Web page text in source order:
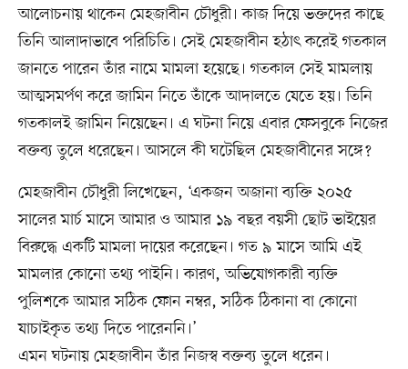
আলোচনায় থাকেন মেহজাবীন চৌধুরী। কাজ দিয়ে ভক্তদের কাছে
তিনি আলাদাভাবে পরিচিতি। সেই মেহজাবীন হঠাৎ করেই গতকাল
জানতে পারেন তাঁর নামে মামলা হয়েছে। গতকাল সেই মামলায়
আত্মসমর্পণ করে জামিন নিতে তাঁকে আদালতে যেতে হয়। তিনি
গতকালই জামিন নিয়েছেন। এ ঘটনা নিয়ে এবার ফেসবুকে নিজের
বক্তব্য তুলে ধরেছেন। আসলে কী ঘটেছিল মেহজাবীনের সঙ্গে?
মেহজাবীন চৌধুরী লিখেছেন, ‘একজন অজানা ব্যক্তি ২০২৫
সালের মার্চ মাসে আমার ও আমার ১৯ বছর বয়সী ছোট ভাইয়ের
বিরুদ্ধে একটি মামলা দায়ের করেছেন। গত ৯ মাসে আমি এই
মামলার কোনো তথ্য পাইনি। কারণ, অভিযোগকারী ব্যক্তি
পুলিশকে আমার সঠিক ফোন নম্বর, সঠিক ঠিকানা বা কোনো
যাচাইকৃত তথ্য দিতে পারেননি।’
এমন ঘটনায় মেহজাবীন তাঁর নিজস্ব বক্তব্য তুলে ধরেন।